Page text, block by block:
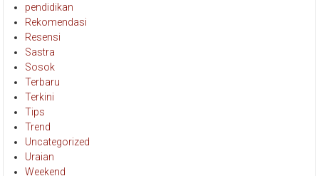
pendidikan
Rekomendasi
Resensi
Sastra
Sosok
Terbaru
Terkini
Tips
Trend
Uncategorized
Uraian
Weekend